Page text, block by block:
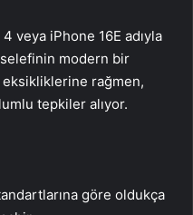
veya iPhone 16E adıyla
modern bir
eksikliklerine rağmen,
tepkiler alıyor.
göre oldukça